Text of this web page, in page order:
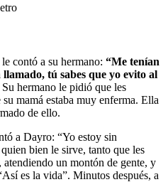
contó a su hermano: “Me tenían
tú sabes que yo evito al
Su hermano le pidió que les
mamá estaba muy enferma. Ella
de ello.
a Dayro: “Yo estoy sin
bien le sirve, tanto que les
atendiendo un montón de gente, y
es la vida”. Minutos después, a